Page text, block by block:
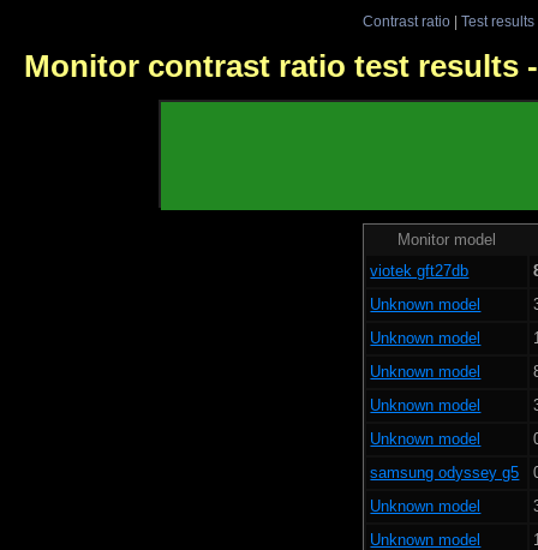
Contrast ratio| Test results
Monitor contrast ratio test results
Monitor model
viotek gft27db
Unknown model
Unknown model
Unknown model
Unknown model
Unknown model
samsung odyssey g5
Unknown model
Unknown model